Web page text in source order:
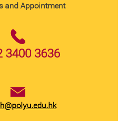
and Appointment
3400 3636